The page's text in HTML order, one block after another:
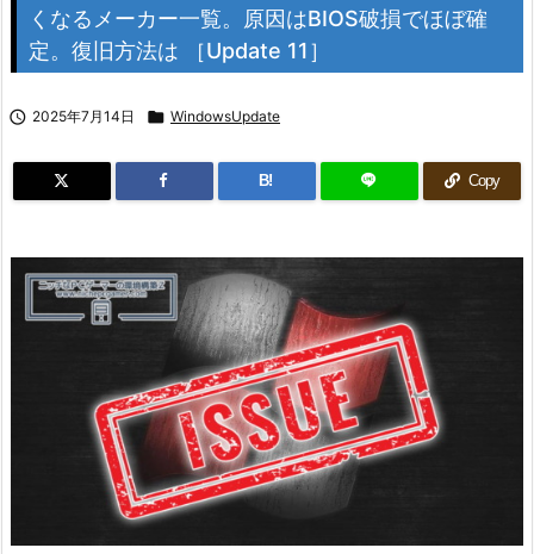
くなるメーカー一覧。原因はBIOS破損でほぼ確
定。復旧方法は ［Update 11］
 2025年7月14日  WindowsUpdate
B! Copy